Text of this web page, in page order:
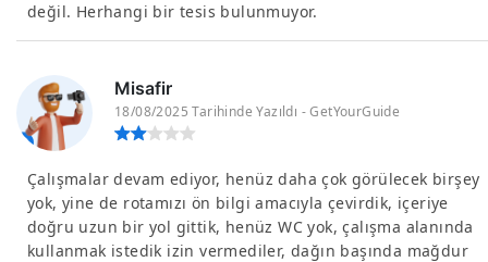
değil. Herhangi bir tesis bulunmuyor.
Misafir
18/08/2025 Tarihinde Yazıldı - GetYourGuide
Çalışmalar devam ediyor, henüz daha çok görülecek birşey
yok, yine de rotamızı ön bilgi amacıyla çevirdik, içeriye
doğru uzun bir yol gittik, henüz WC yok, çalışma alanında
kullanmak istedik izin vermediler, dağın başında mağdur